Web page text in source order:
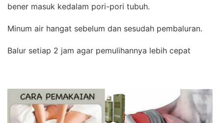
bener masuk kedalam pori-pori tubuh.
Minum air hangat sebelum dan sesudah pembaluran.
Balur setiap 2 jam agar pemulihannya lebih cepat